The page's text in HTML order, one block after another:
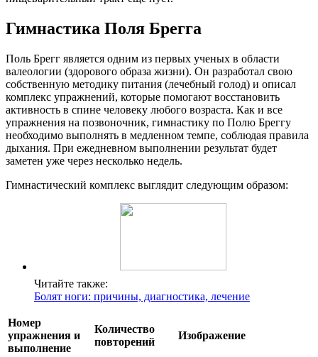
Гимнастика Поля Брегга
Поль Брегг является одним из первых ученых в области
валеологии (здорового образа жизни). Он разработал свою
собственную методику питания (лечебный голод) и описал
комплекс упражнений, которые помогают восстановить
активность в спине человеку любого возраста. Как и все
упражнения на позвоночник, гимнастику по Полю Бреггу
необходимо выполнять в медленном темпе, соблюдая правила
дыхания. При ежедневном выполнении результат будет
заметен уже через несколько недель.
Гимнастический комплекс выглядит следующим образом:
Читайте также:
Болят ноги: причины, диагностика, лечение
Номер
упражнения и
выполнение
Количество
повторений
Изображение